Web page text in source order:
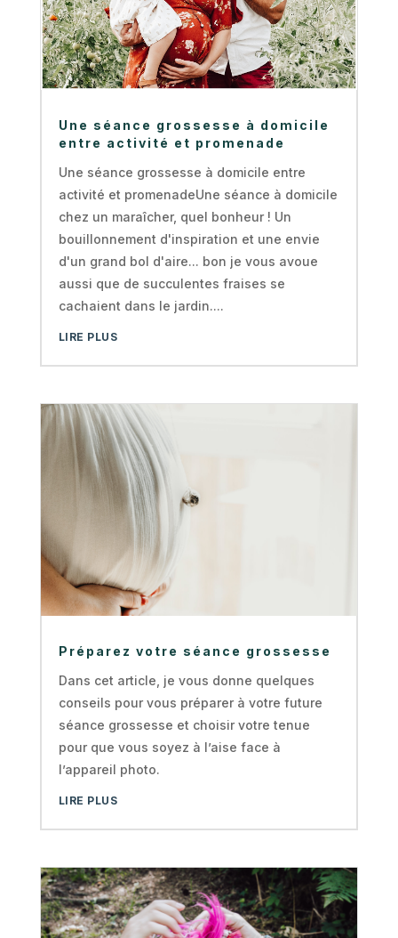
Une séance grossesse à domicile
entre activité et promenade
Une séance grossesse à domicile entre
activité et promenadeUne séance à domicile
chez un maraîcher, quel bonheur ! Un
bouillonnement d'inspiration et une envie
d'un grand bol d'aire... bon je vous avoue
aussi que de succulentes fraises se
cachaient dans le jardin....
LIRE PLUS
Préparez votre séance grossesse
Dans cet article, je vous donne quelques
conseils pour vous préparer à votre future
séance grossesse et choisir votre tenue
pour que vous soyez à l’aise face à
l’appareil photo.
LIRE PLUS